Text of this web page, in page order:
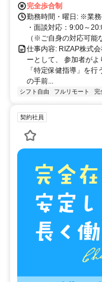
す。1件ごとの成果報酬型
に。充実のサポート体制
完全歩合制
勤務時間・曜日: ※業務
・面談対応：9:00～
（※ご自身の対応可能
仕事内容: RIZAP株式
ーとして、 参加者が
「特定保健指導」を
の手前...
シフト自由 フルリモート 完
契約社員